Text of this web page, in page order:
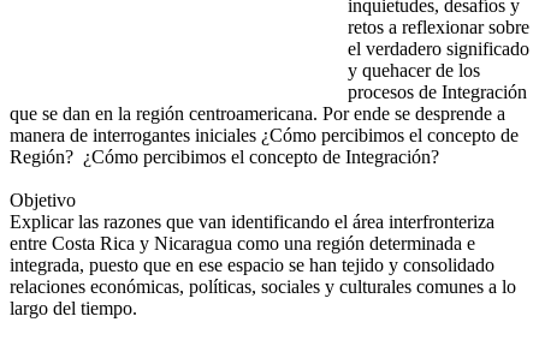
inquietudes, desafíos y
retos a reflexionar sobre
el verdadero significado
y quehacer de los
procesos de Integración
que se dan en la región centroamericana. Por ende se desprende a
manera de interrogantes iniciales ¿Cómo percibimos el concepto de
Región? ¿Cómo percibimos el concepto de Integración?
Objetivo
Explicar las razones que van identificando el área interfronteriza
entre Costa Rica y Nicaragua como una región determinada e
integrada, puesto que en ese espacio se han tejido y consolidado
relaciones económicas, políticas, sociales y culturales comunes a lo
largo del tiempo.